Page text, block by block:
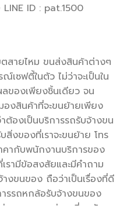
ID : pat.1500
สายไหม ขนส่งสินค้าต่างๆ
ซฟตี้ในตัว ไม่ว่าจะเป็นใน
ลของเพียงชิ้นเดียว จน
องสินค้าที่จะขนย้ายเพียง
ต้องเป็นบริการรถรับจ้างขน
งของที่เราจะขนย้าย โทร
คากับพนักงานบริการของ
รามีข้อสงสัยและมีคำถาม
งขนของ ถือว่าเป็นเรื่องที่ดี
ารรถหกล้อรับจ้างขนของ